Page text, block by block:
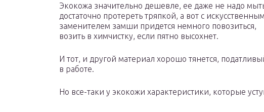
Экокожа значительно дешевле, ее даже не надо
достаточно протереть тряпкой, а вот с искусственным
заменителем замши придется немного повозиться,
возить в химчистку, если пятно высохнет.
И тот, и другой материал хорошо тянется,
в работе.
Но все-таки у экокожи характеристики, которые